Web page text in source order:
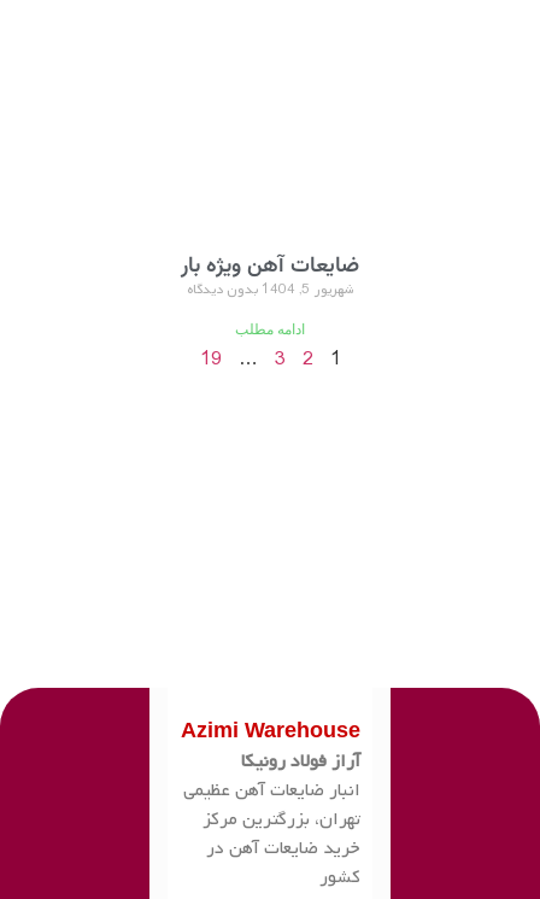
ضایعات آهن ویژه بار
شهریور 5, 1404 بدون دیدگاه
ادامه مطلب
1
2
3
…
19
Azimi Warehouse
آراز فولاد رونیکا
انبار ضایعات آهن عظیمی
تهران، بزرگترین مرکز
خرید ضایعات آهن در
کشور